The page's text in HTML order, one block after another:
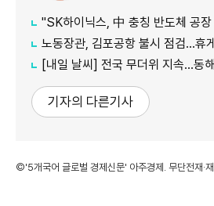
"SK하이닉스, 中 충칭 반도체 공
노동장관, 김포공항 불시 점검…휴
[내일 날씨] 전국 무더위 지속…동
기자의 다른기사
©'5개국어 글로벌 경제신문' 아주경제. 무단전재·